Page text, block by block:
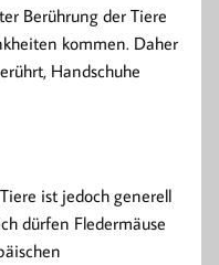
Berührung der Tiere
kommen. Daher
Handschuhe
ist jedoch generell
dürfen Fledermäuse